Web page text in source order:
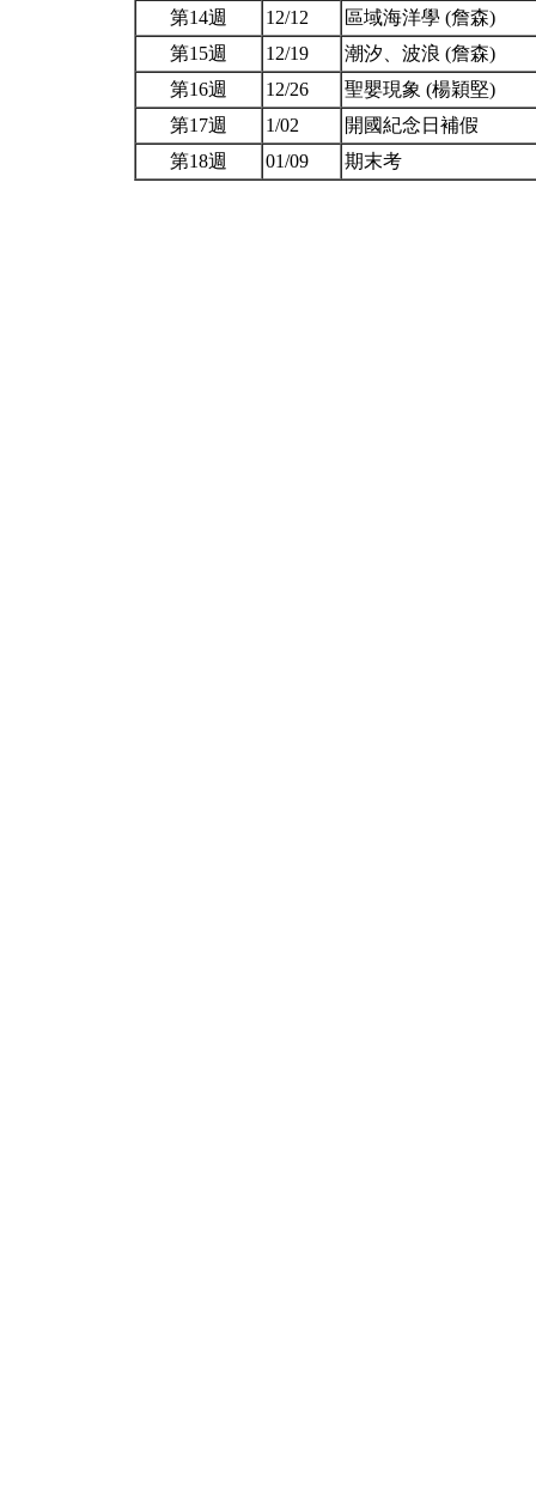
第14週 12/12
區域海洋學 (詹森)
第15週
12/19
潮汐、波浪 (詹森)
第16週
12/26
聖嬰現象 (楊穎堅)
第17週
1/02
開國紀念日補假
第18週
01/09 期末考